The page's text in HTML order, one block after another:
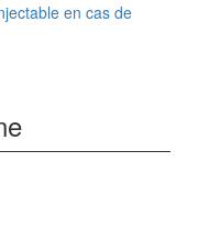
en cas de